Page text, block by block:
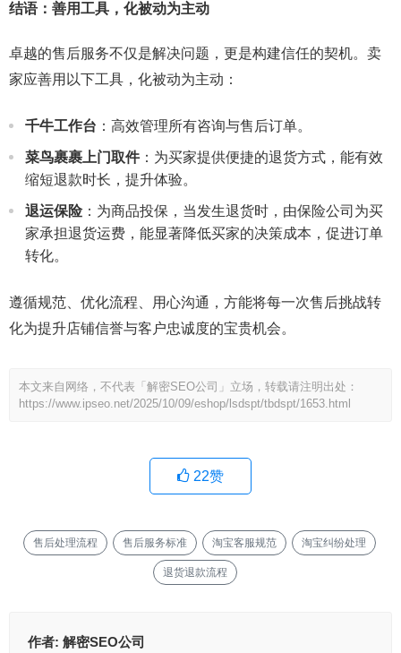
结语：善用工具，化被动为主动
卓越的售后服务不仅是解决问题，更是构建信任的契机。卖
家应善用以下工具，化被动为主动：
千牛工作台 ：高效管理所有咨询与售后订单。
菜鸟裹裹上门取件：为买家提供便捷的退货方式，能有效
缩短退款时长，提升体验。
退运保险：为商品投保，当发生退货时，由保险公司为买
家承担退货运费，能显著降低买家的决策成本，促进订单
转化。
遵循规范、优化流程、用心沟通，方能将每一次售后挑战转
化为提升店铺信誉与客户忠诚度的宝贵机会。
本文来自网络，不代表「解密SEO公司」立场，转载请注明出处：
https://www.ipseo.net/2025/10/09/eshop/lsdspt/tbdspt/1653.html
22赞
售后处理流程 售后服务标准 淘宝客服规范 淘宝纠纷处理
退货退款流程
作者: 解密SEO公司